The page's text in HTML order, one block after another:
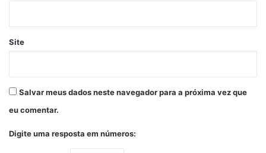
Site
Salvar meus dados neste navegador para a próxima vez que
eu comentar.
Digite uma resposta em números: